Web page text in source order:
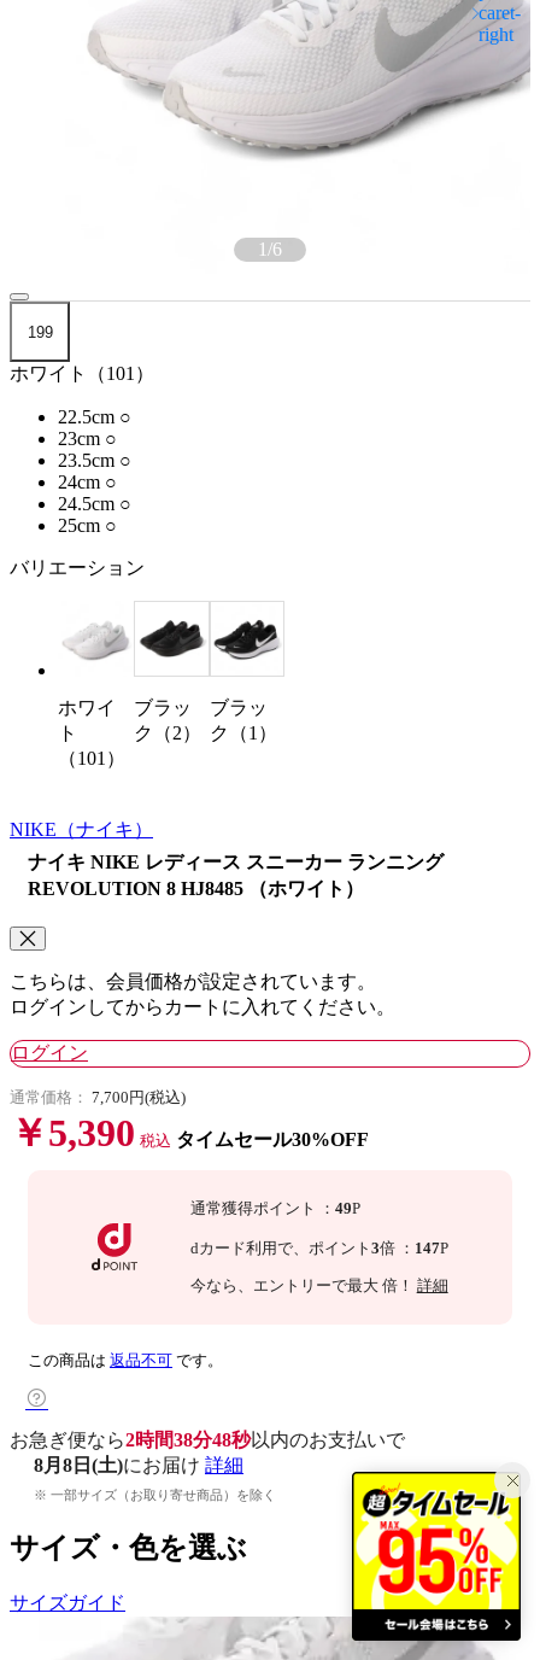
1/6
199
ホワイト（101）
22.5cm ○
23cm ○
23.5cm ○
24cm ○
24.5cm ○
25cm ○
バリエーション
ホワイ
ト
（101）
ブラッ
ク（2）
ブラッ
ク（1）
NIKE （ナイキ）
ナイキ NIKE レディース スニーカー ランニング
REVOLUTION 8 HJ8485 （ホワイト）
こちらは、会員価格が設定されています。
ログインしてからカートに入れてください。
ログイン
通常価格： 7,700円(税込)
￥5,390 税込 タイムセール30%OFF
通常獲得ポイント ： 49P
dカード利用で、 ポイント 3倍 ： 147P
今なら 、エントリーで最大 倍！ 詳細
この商品は 返品不可 です。
お急ぎ便なら2時間38分47秒以内のお支払いで
8月8日(土)にお届け 詳細
※ 一部サイズ（お取り寄せ商品）を除く
サイズ・色を選ぶ
サイズガイド